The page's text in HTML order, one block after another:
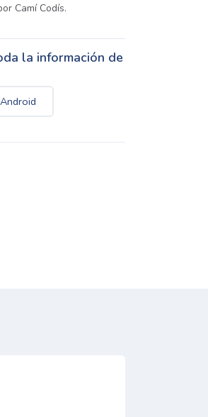
Camí Codís.
la información de